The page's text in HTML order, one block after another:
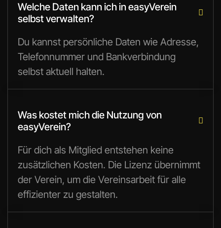
Welche Daten kann ich in easyVerein
selbst verwalten?

Du kannst persönliche Daten wie Adresse,
Telefonnummer und Bankverbindung
selbst aktuell halten.
Was kostet mich die Nutzung von
easyVerein?

Für dich als Mitglied entstehen keine
zusätzlichen Kosten. Die Lizenz übernimmt
der Verein, um die Vereinsarbeit für alle
effizienter zu gestalten.